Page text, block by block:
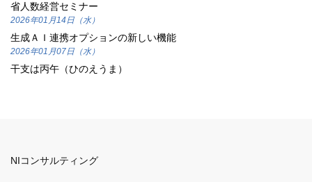
省人数経営セミナー
2026年01月14日（水）
生成ＡＩ連携オプションの新しい機能
2026年01月07日（水）
干支は丙午（ひのえうま）
NIコンサルティング